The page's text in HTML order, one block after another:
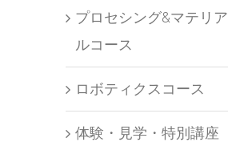
プロセシング&マテリア
ルコース
ロボティクスコース
体験・見学・特別講座